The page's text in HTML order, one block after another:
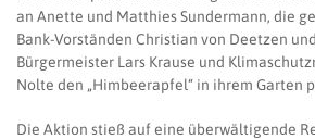
an Anette und Matthies Sundermann, die
Bank-Vorständen Christian von Deetzen
Bürgermeister Lars Krause und
Nolte den „Himbeerapfel“ in ihrem Garten
Die Aktion stieß auf eine überwältigende